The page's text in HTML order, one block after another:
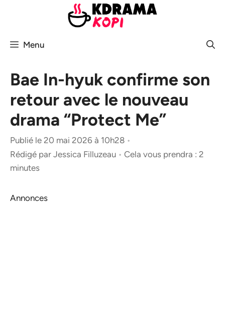
Menu
Bae In-hyuk confirme son
retour avec le nouveau
drama “Protect Me”
Publié le 20 mai 2026 à 10h28 •
Rédigé par Jessica Filluzeau • Cela vous prendra : 2
minutes
Annonces